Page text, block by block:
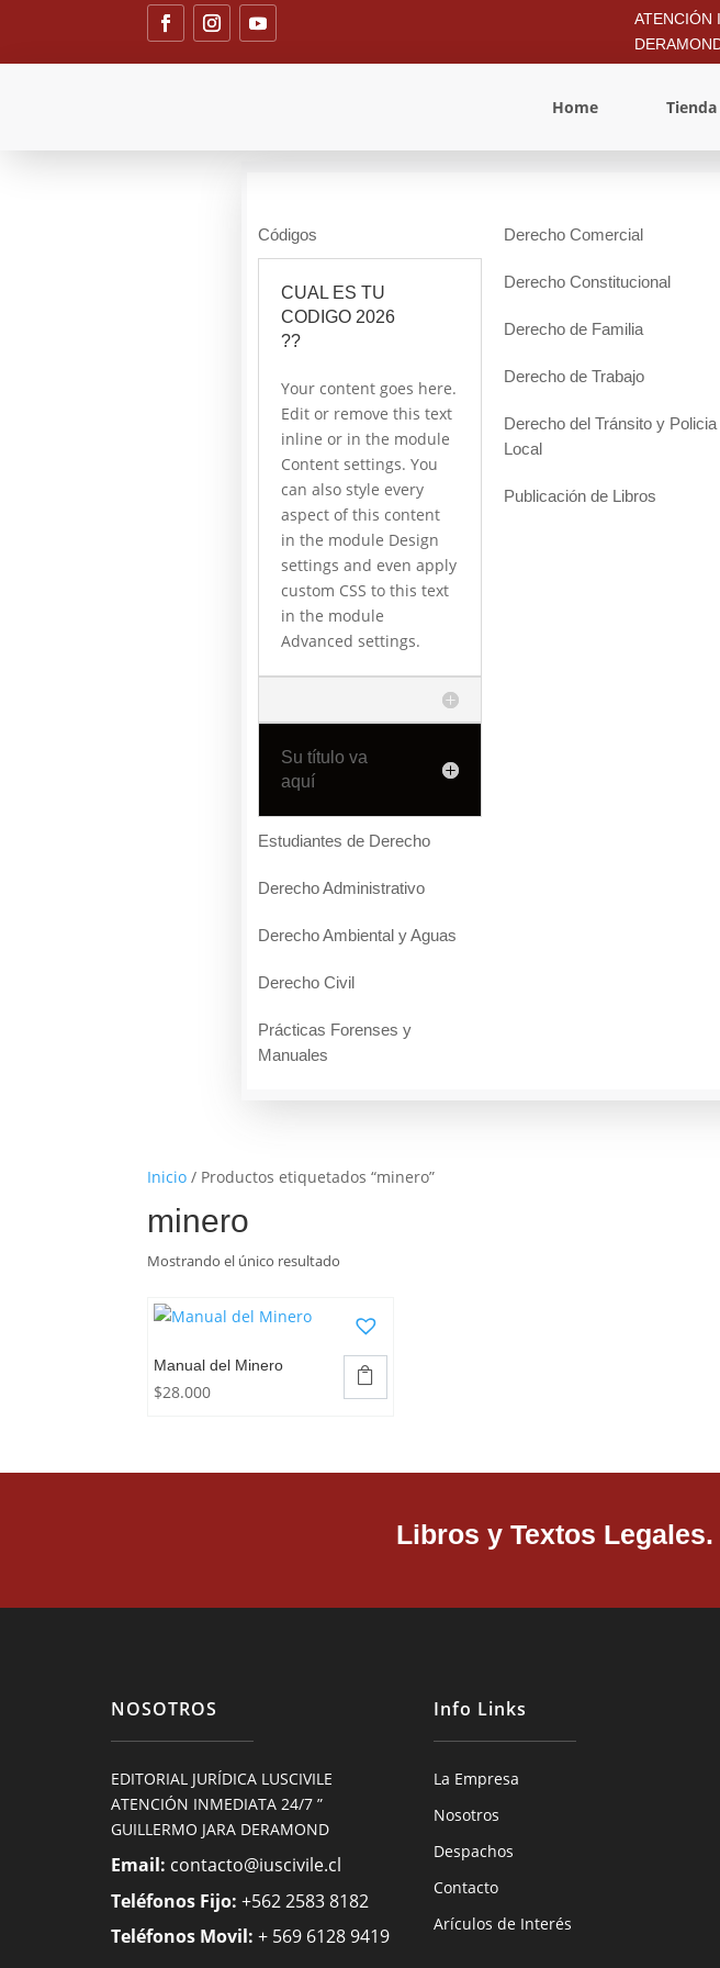
ATENCIÓN
Home Tienda
Códigos
CUAL ES TU
CODIGO 2026
??
Your content goes here.
Edit or remove this text
inline or in the module
Content settings. You
can also style every
aspect of this content
in the module Design
settings and even apply
custom CSS to this text
in the module
Advanced settings.
Su título va
aquí
Estudiantes de Derecho
Derecho Administrativo
Derecho Ambiental y Aguas
Derecho Civil
Prácticas Forenses y
Manuales
Derecho Comercial
Derecho Constitucional
Derecho de Familia
Derecho de Trabajo
Derecho del Tránsito y Policia
Local
Publicación de Libros
Inicio / Productos etiquetados “minero”
minero
Mostrando el único resultado
Manual del Minero
$28.000

Libros y Textos
NOSOTROS
EDITORIAL JURÍDICA LUSCIVILE
ATENCIÓN INMEDIATA 24/7 ”
GUILLERMO JARA DERAMOND
Email: contacto@iuscivile.cl
Teléfonos Fijo: +562 2583 8182
Teléfonos Movil: + 569 6128 9419
Info Links
La Empresa
Nosotros
Despachos
Contacto
Arículos de Interés